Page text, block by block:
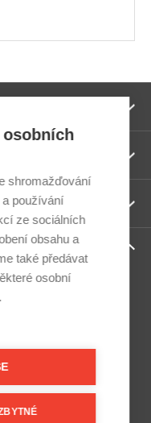
osobních
shromažďování
používání
ze sociálních
obsahu a
také předávat
osobní